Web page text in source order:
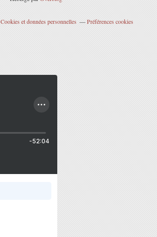
Cookies et données personnelles Préférences cookies
-52:04